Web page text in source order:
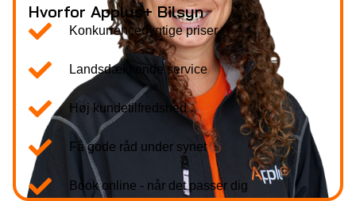
Hvorfor Applus+ Bilsyn
Konkurrencedygtige priser
Landsdækkende service
Høj kundetilfredshed
Få gode råd under synet
Book online - når det passer dig